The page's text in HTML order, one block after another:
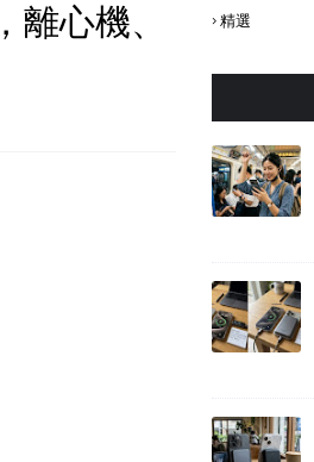
心機、
精選